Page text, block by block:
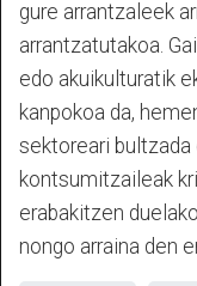
gure arrantzaleek
arrantzatutakoa.
edo akuikulturatik
kanpokoa da,
sektoreari bultzada
kontsumitzaileak
erabakitzen
nongo arraina den